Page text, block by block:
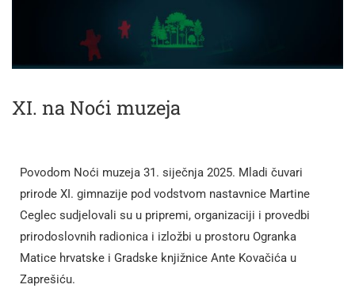
XI. na Noći muzeja
Povodom Noći muzeja 31. siječnja 2025. Mladi čuvari
prirode XI. gimnazije pod vodstvom nastavnice Martine
Ceglec sudjelovali su u pripremi, organizaciji i provedbi
prirodoslovnih radionica i izložbi u prostoru Ogranka
Matice hrvatske i Gradske knjižnice Ante Kovačića u
Zaprešiću.